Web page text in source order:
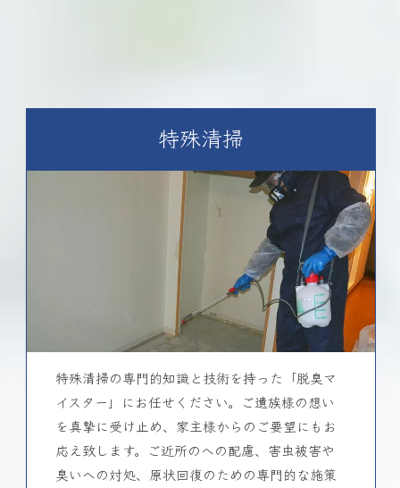
特殊清掃
特殊清掃の専門的知識と技術を持った「脱臭マ
イスター」にお任せください。ご遺族様の想い
を真摯に受け止め、家主様からのご要望にもお
応え致します。ご近所のへの配慮、害虫被害や
臭いへの対処、原状回復のための専門的な施策